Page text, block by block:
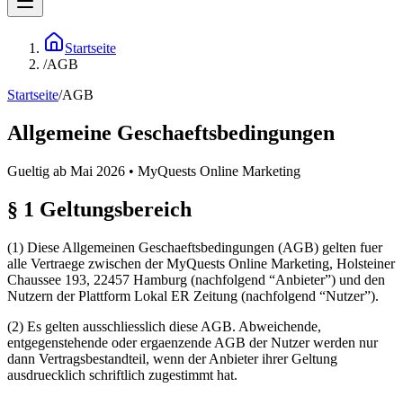
Startseite
/AGB
Startseite/AGB
Allgemeine Geschaeftsbedingungen
Gueltig ab Mai 2026 • MyQuests Online Marketing
§ 1 Geltungsbereich
(1) Diese Allgemeinen Geschaeftsbedingungen (AGB) gelten fuer
alle Vertraege zwischen der MyQuests Online Marketing, Holsteiner
Chaussee 193, 22457 Hamburg (nachfolgend “Anbieter”) und den
Nutzern der Plattform Lokal ER Zeitung (nachfolgend “Nutzer”).
(2) Es gelten ausschliesslich diese AGB. Abweichende,
entgegenstehende oder ergaenzende AGB der Nutzer werden nur
dann Vertragsbestandteil, wenn der Anbieter ihrer Geltung
ausdruecklich schriftlich zugestimmt hat.